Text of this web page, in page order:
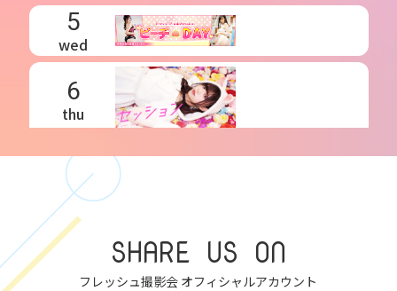
5
wed
6
thu
7
fri
8
SHARE US ON
フレッシュ撮影会 オフィシャルアカウント